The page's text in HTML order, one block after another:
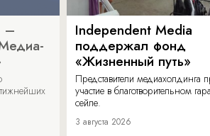
–
Independent Media
поддержал фонд
«Жизненный путь»
Представители медиахолдинга
участие в благотворительном
сейле.
3 августа 2026